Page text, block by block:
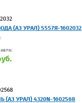
(АЗ УРАЛ) 5557Я-1602032
(АЗ УРАЛ) 4320N-1602568